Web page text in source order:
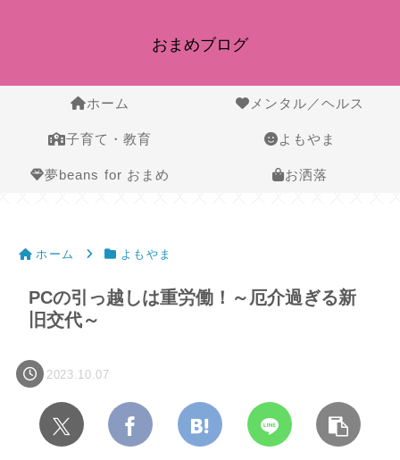
おまめブログ
ホーム メンタル／ヘルス
子育て・教育 よもやま
夢beans for おまめ お洒落
ホーム よもやま
PCの引っ越しは重労働！～厄介過ぎる新
旧交代～
2023.10.07